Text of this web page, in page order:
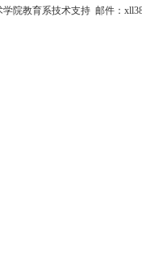
院教育系技术支持 邮件：